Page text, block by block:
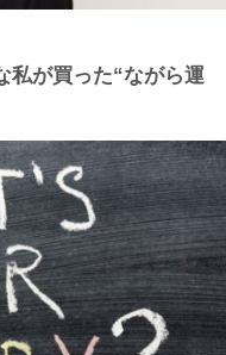
が買った“ながら運